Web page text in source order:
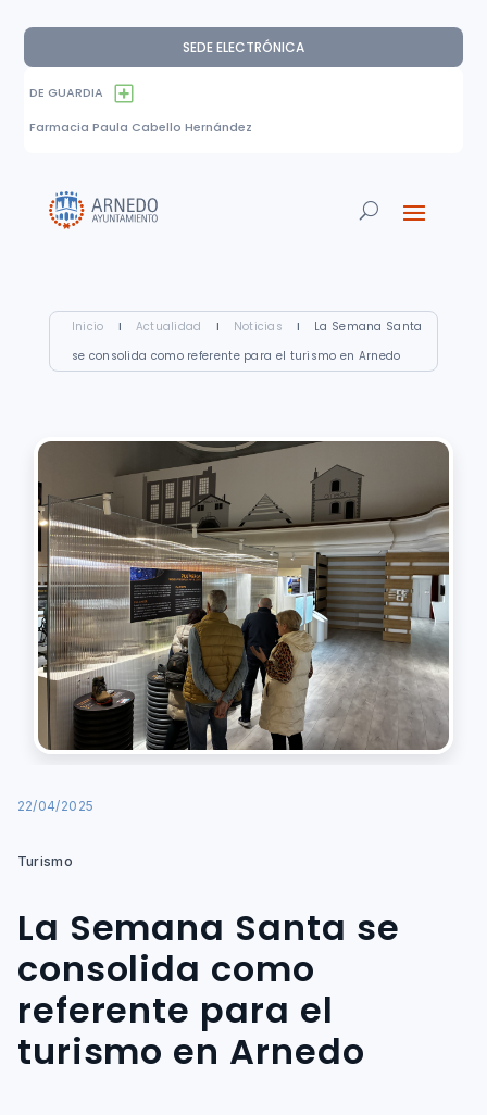
SEDE ELECTRÓNICA
DE GUARDIA
Farmacia Paula Cabello Hernández
Inicio I Actualidad I Noticias I
La Semana Santa
se consolida como referente para el turismo en Arnedo
22/04/2025
Turismo
La Semana Santa se
consolida como
referente para el
turismo en Arnedo